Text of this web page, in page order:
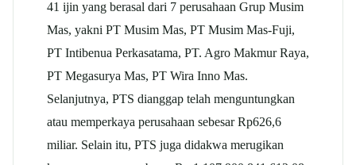
41 ijin yang berasal dari 7 perusahaan Grup Musim
Mas, yakni PT Musim Mas, PT Musim Mas-Fuji,
PT Intibenua Perkasatama, PT. Agro Makmur Raya,
PT Megasurya Mas, PT Wira Inno Mas.
Selanjutnya, PTS dianggap telah menguntungkan
atau memperkaya perusahaan sebesar Rp626,6
miliar. Selain itu, PTS juga didakwa merugikan